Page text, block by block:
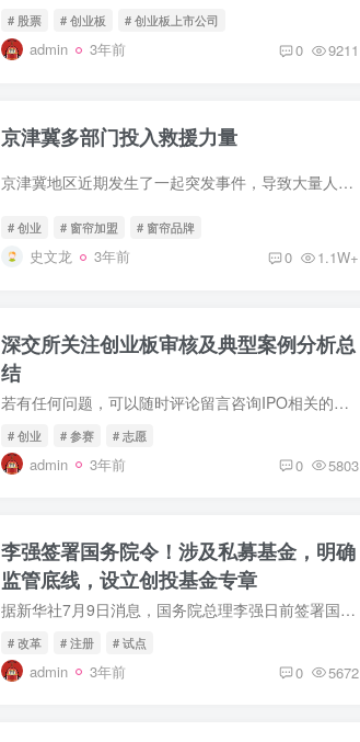
# 股票 # 创业板 # 创业板上市公司
admin 3年前 0 9211
京津冀多部门投入救援力量
京津冀地区近期发生了一起突发事件，导致大量人员受困，各相关部门迅速行动，投入救援力量，展现了高效的应急响应能力。面对突发事件，各部门紧急行动起来，第一时间派出专业救援队伍前往事发地...
# 创业 # 窗帘加盟 # 窗帘品牌
史文龙 3年前 0 1.1W+
深交所关注创业板审核及典型案例分析总
结
若有任何问题，可以随时评论留言咨询IPO相关的会计和税务处理。2022年1月1日至10月31日，本所共受理首发申请207家。
# 创业 # 参赛 # 志愿
admin 3年前 0 5803
李强签署国务院令！涉及私募基金，明确
监管底线，设立创投基金专章
据新华社7月9日消息，国务院总理李强日前签署国务院令，公布《私募投资基金监督管理条例》，自2023年9月1日起施行。
# 改革 # 注册 # 试点
admin 3年前 0 5672